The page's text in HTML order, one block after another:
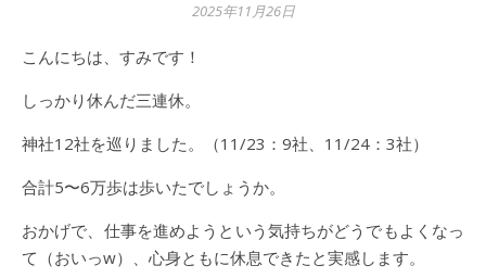
2025年11月26日
こんにちは、すみです！
しっかり休んだ三連休。
神社12社を巡りました。（11/23：9社、11/24：3社）
合計5〜6万歩は歩いたでしょうか。
おかげで、仕事を進めようという気持ちがどうでもよくなっ
て（おいっw）、心身ともに休息できたと実感します。